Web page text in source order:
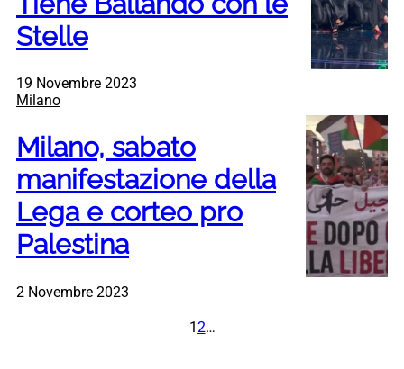
Stelle
19 Novembre 2023
Milano
Milano, sabato
manifestazione della
Lega e corteo pro
Palestina
2 Novembre 2023
1 2…